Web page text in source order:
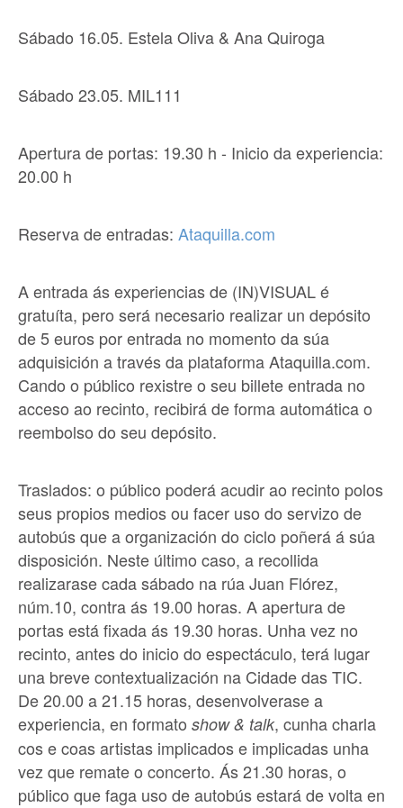
Sábado 16.05. Estela Oliva & Ana Quiroga
Sábado 23.05. MIL111
Apertura de portas: 19.30 h - Inicio da experiencia:
20.00 h
Reserva de entradas: Ataquilla.com
A entrada ás experiencias de (IN)VISUAL é
gratuíta, pero será necesario realizar un depósito
de 5 euros por entrada no momento da súa
adquisición a través da plataforma Ataquilla.com.
Cando o público rexistre o seu billete entrada no
acceso ao recinto, recibirá de forma automática o
reembolso do seu depósito.
Traslados: o público poderá acudir ao recinto polos
seus propios medios ou facer uso do servizo de
autobús que a organización do ciclo poñerá á súa
disposición. Neste último caso, a recollida
realizarase cada sábado na rúa Juan Flórez,
núm.10, contra ás 19.00 horas. A apertura de
portas está fixada ás 19.30 horas. Unha vez no
recinto, antes do inicio do espectáculo, terá lugar
una breve contextualización na Cidade das TIC.
De 20.00 a 21.15 horas, desenvolverase a
experiencia, en formato show & talk, cunha charla
cos e coas artistas implicados e implicadas unha
vez que remate o concerto. Ás 21.30 horas, o
público que faga uso de autobús estará de volta en